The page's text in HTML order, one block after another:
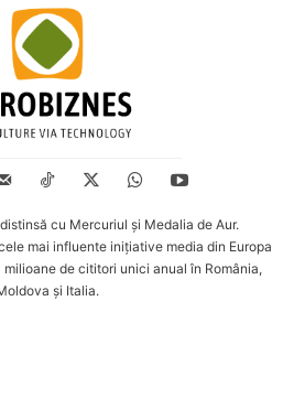
cu Mercuriul și Medalia de Aur.
mai influente inițiative media din Europa
de cititori unici anual în România,
și Italia.